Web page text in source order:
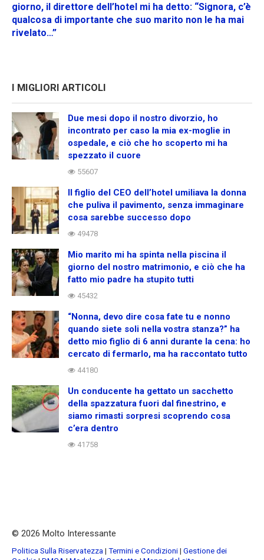
giorno, il direttore dell’hotel mi ha detto: “Signora, c’è
qualcosa di importante che suo marito non le ha mai
rivelato…”
I MIGLIORI ARTICOLI
Due mesi dopo il nostro divorzio, ho
incontrato per caso la mia ex-moglie in
ospedale, e ciò che ho scoperto mi ha
spezzato il cuore
55607
Il figlio del CEO dell’hotel umiliava la donna
che puliva il pavimento, senza immaginare
cosa sarebbe successo dopo
49478
Mio marito mi ha spinta nella piscina il
giorno del nostro matrimonio, e ciò che ha
fatto mio padre ha stupito tutti
45432
“Nonna, devo dire cosa fate tu e nonno
quando siete soli nella vostra stanza?” ha
detto mio figlio di 6 anni durante la cena: ho
cercato di fermarlo, ma ha raccontato tutto
44180
Un conducente ha gettato un sacchetto
della spazzatura fuori dal finestrino, e
siamo rimasti sorpresi scoprendo cosa
c’era dentro
41758
© 2026 Molto Interessante
Politica Sulla Riservatezza | Termini e Condizioni| Gestione dei